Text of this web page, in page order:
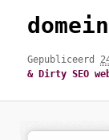
Gepubliceerd
& Dirty SEO